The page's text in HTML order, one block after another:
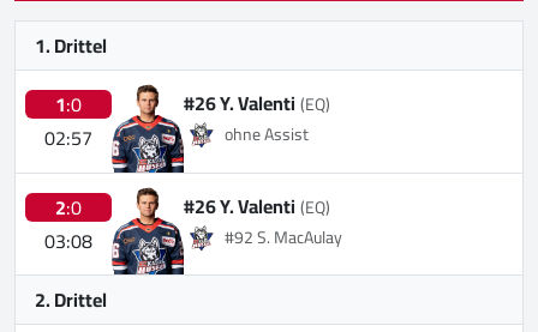
1. Drittel
1:0
02:57
#26 Y. Valenti(EQ)
ohne Assist
2:0
03:08
#26 Y. Valenti(EQ)
#92 S. MacAulay
2. Drittel